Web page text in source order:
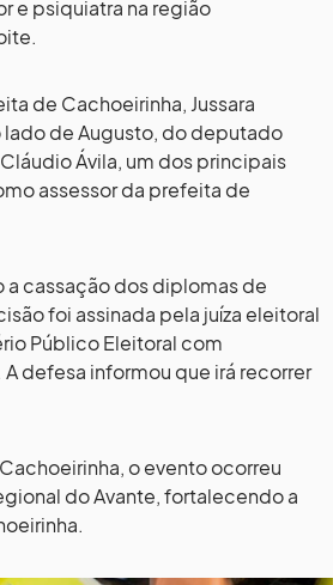
e psiquiatra na região
de Cachoeirinha, Jussara
de Augusto, do deputado
Ávila, um dos principais
assessor da prefeita de
a cassação dos diplomas de
foi assinada pela juíza eleitoral
Público Eleitoral com
defesa informou que irá recorrer
o evento ocorreu
do Avante, fortalecendo a